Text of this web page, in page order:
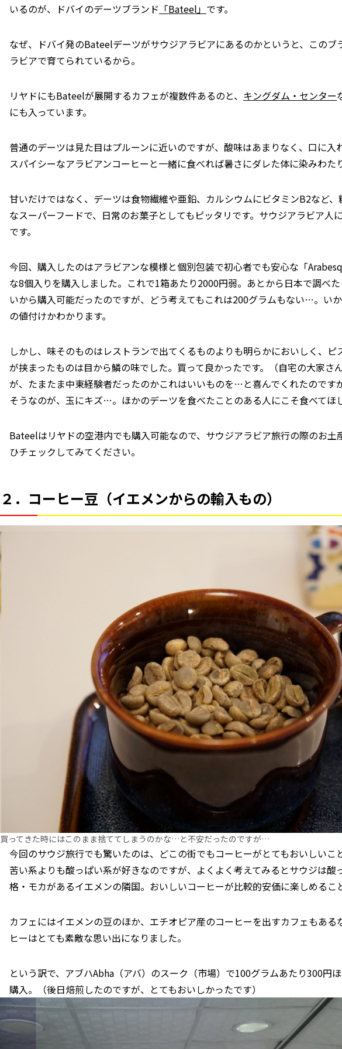
いるのが、ドバイのデーツブランド 「Bateel」 です。
なぜ、ドバイ発のBateelデーツがサウジアラビアにあるのかというと、このブ
ラビアで育てられているから。
リヤドにもBateelが展開するカフェが複数件あるのと、 キングダム・センター
にも入っています。
普通のデーツは見た目はプルーンに近いのですが、酸味はあまりなく、口に入
スパイシーなアラビアンコーヒーと一緒に食べれば暑さにダレた体に染みわた
甘いだけではなく、デーツは食物繊維や亜鉛、カルシウムにビタミンB2など
なスーパーフードで、日常のお菓子としてもピッタリです。サウジアラビア人
です。
今回、購入したのはアラビアンな模様と個別包装で初心者でも安心な「
な8個入りを購入しました。これで1箱あたり2000円弱。あとから日本で調べ
いから購入可能だったのですが、どう考えてもこれは200グラムもない…。い
の値付けかわかります。
しかし、味そのものはレストランで出てくるものよりも明らかにおいしく、ピ
が挟まったものは目から鱗の味でした。買って良かったです。（自宅の大家さ
が、たまたま中東経験者だったのかこれはいいものを…と喜んでくれたのです
そうなのが、玉にキズ…。ほかのデーツを食べたことのある人にこそ食べてほ
Bateelはリヤドの空港内でも購入可能なので、サウジアラビア旅行の際のお土
ひチェックしてみてください。
２．コーヒー豆（イエメンからの輸入もの）
買ってきた時にはこのまま捨ててしまうのかな…と不安だったのですが…
今回のサウジ旅行でも驚いたのは、どこの街でもコーヒーがとてもおいしいこ
苦い系よりも酸っぱい系が好きなのですが、よくよく考えてみるとサウジは酸
格・モカがあるイエメンの隣国。おいしいコーヒーが比較的安価に楽しめるこ
カフェにはイエメンの豆のほか、エチオピア産のコーヒーを出すカフェもある
ヒーはとても素敵な思い出になりました。
という訳で、アブハAbha（アバ）のスーク（市場）で100グラムあたり300円
購入。（後日焙煎したのですが、とてもおいしかったです）